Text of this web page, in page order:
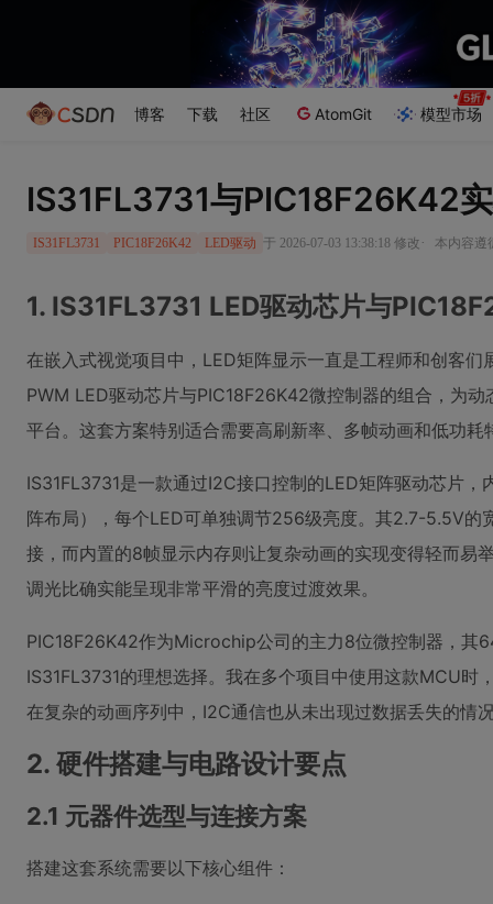
博客 下载 社区 AtomGit 模型市场
IS31FL3731与PIC18F26K42
IS31FL3731 PIC18F26K42 LED驱动 于 2026-07-03 13:38:18 修改 · 本内容遵
1. IS31FL3731 LED驱动芯片与
在嵌入式视觉项目中，LED矩阵显示一直是工程师和创客们
PWM LED驱动芯片与PIC18F26K42微控制器的组合，为
平台。这套方案特别适合需要高刷新率、多帧动画和低功耗
IS31FL3731是一款通过I2C接口控制的LED矩阵驱动芯片
阵布局），每个LED可单独调节256级亮度。其2.7-5.5V的
接，而内置的8帧显示内存则让复杂动画的实现变得轻而易
调光比确实能呈现非常平滑的亮度过渡效果。
PIC18F26K42作为Microchip公司的主力8位微控制器，其
IS31FL3731的理想选择。我在多个项目中使用这款MCU
在复杂的动画序列中，I2C通信也从未出现过数据丢失的情
2. 硬件搭建与电路设计要点
2.1 元器件选型与连接方案
搭建这套系统需要以下核心组件：